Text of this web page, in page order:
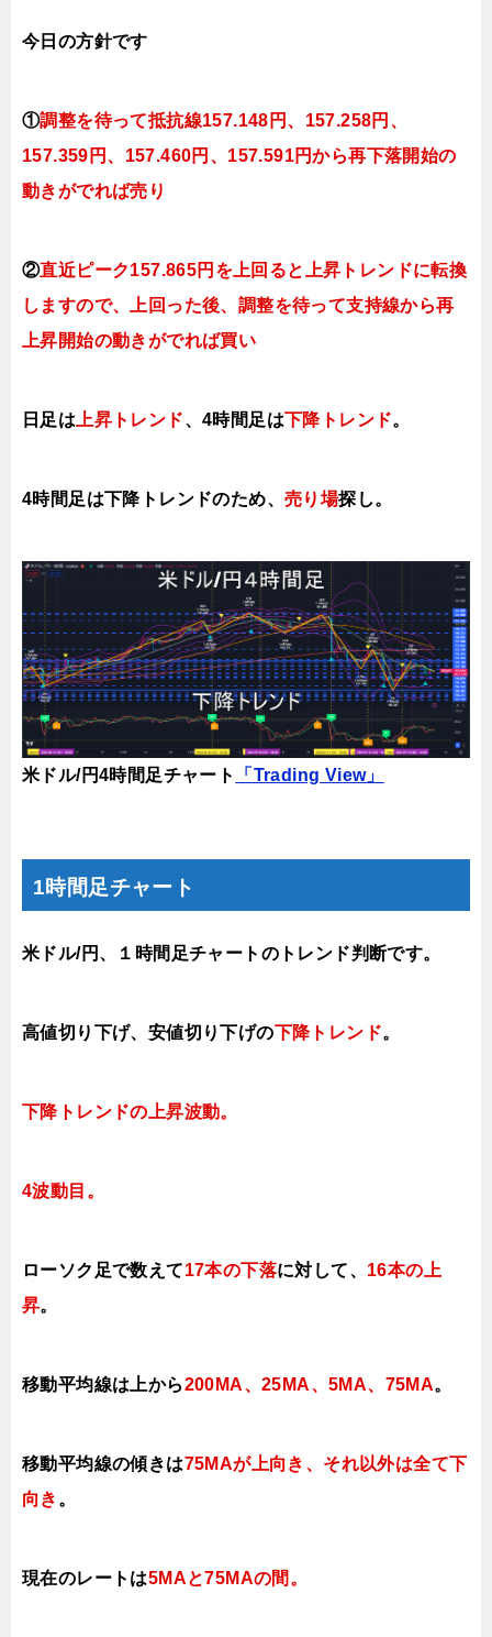
今日 の方針です
①調整を待って抵抗線157.148円、157.258円 、
157.359円、157.460円、157.591円から再下落開始の
動きがでれば売り
②直近ピーク157.865円を上回ると
上昇トレンドに転換
しますので、上回った後、調整を待って支持線から再
上昇開始の動きがでれば買い
日足は 上昇トレンド、4時間足は下降トレンド。
4時間足は下降トレンドのため、 売り場探し。
米ドル/円4時間足チャート 「Trading View」
1時間足チャート
米ドル/円、１時間足チャートのトレンド判断です。
高値切り下げ、安値切り下げの下降トレンド。
下降トレンドの上昇波動。
4波動目。
ローソク足で数えて17本の下落に対して、 16本の上
昇。
移動平均線は上から200MA、25MA、5MA、75MA。
移動平均線の傾きは75MAが上向き、それ以外は全て下
向き 。
現在のレートは5MAと75MAの間 。